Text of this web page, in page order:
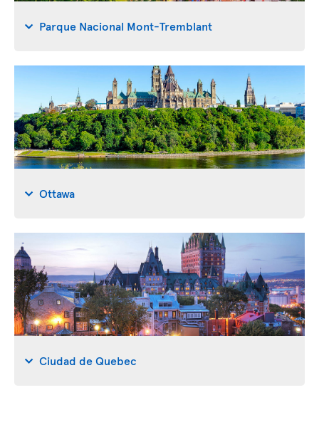
Parque Nacional Mont-Tremblant
Ottawa
Ciudad de Quebec